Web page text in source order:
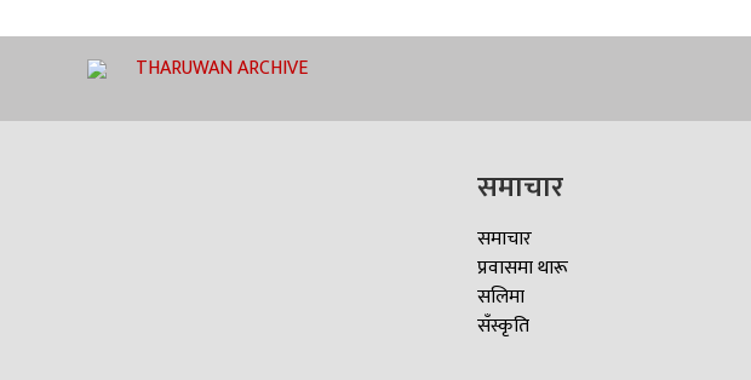
THARUWAN ARCHIVE
समाचार
समाचार
प्रवासमा थारू
सलिमा
सँस्कृति